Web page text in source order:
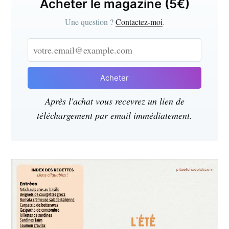
Acheter le magazine (5€)
Une question ?Contactez-moi.
Acheter
Après l'achat vous recevrez un lien de
téléchargement par email immédiatement.
S'inscrire
ou suivez-moi surinstagram!